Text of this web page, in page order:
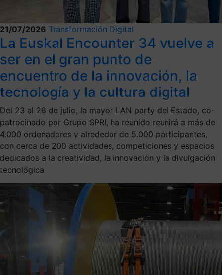
21/07/2026 Transformación Digital
La Euskal Encounter 34 vuelve a
ser en el gran punto de
encuentro de la innovación, la
tecnología y la cultura digital
Del 23 al 26 de julio, la mayor LAN party del Estado, co-
patrocinado por Grupo SPRI, ha reunido reunirá a más de
4.000 ordenadores y alrededor de 5.000 participantes,
con cerca de 200 actividades, competiciones y espacios
dedicados a la creatividad, la innovación y la divulgación
tecnológica